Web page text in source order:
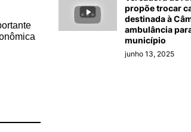
propõe trocar
destinada à
ambulância
município
junho 13, 2025